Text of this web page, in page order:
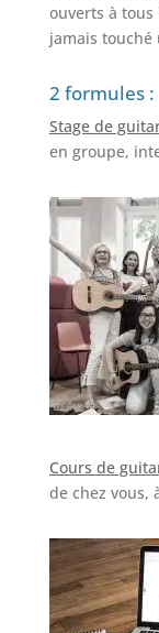
ouverts à tous
jamais touché
2 formules :
Stage de
en groupe,
Cours de
de chez vous,